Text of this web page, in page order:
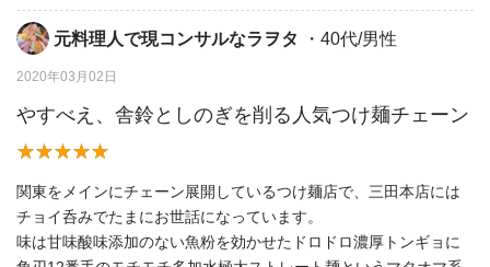
元料理人で現コンサルなラヲタ ・40代/男性
2020年03月02日
やすべえ、舎鈴としのぎを削る人気つけ麺チェーン
関東をメインにチェーン展開しているつけ麺店で、三田本店には
チョイ呑みでたまにお世話になっています。
味は甘味酸味添加のない魚粉を効かせたドロドロ濃厚トンギョに